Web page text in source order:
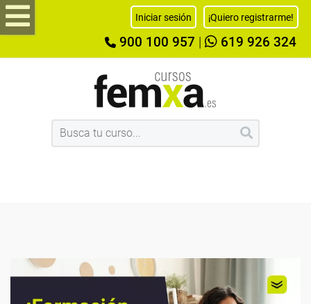
Iniciar sesión ¡Quiero registrarme!
900 100 957 619 926 324